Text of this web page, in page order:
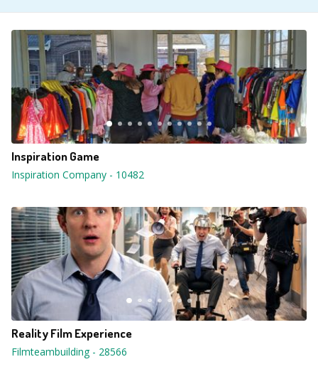
Inspiration Game
Inspiration Company - 10482
Reality Film Experience
Filmteambuilding- 28566